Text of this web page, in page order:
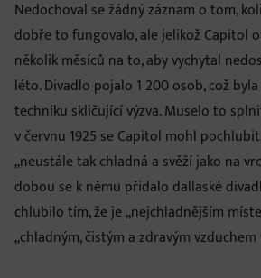
Nedochoval se žádný záznam o tom,
dobře to fungovalo, ale jelikož Capitol
několik měsíců na to, aby vychytal
léto. Divadlo pojalo 1 200 osob, což
techniku skličující výzva. Muselo to
v červnu 1925 se Capitol mohl
„neustále tak chladná a svěží jako na
dobou se k němu přidalo dallaské
chlubilo tím, že je „nejchladnějším
„chladným, čistým a zdravým